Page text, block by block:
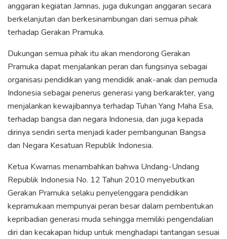
anggaran kegiatan Jamnas, juga dukungan anggaran secara
berkelanjutan dan berkesinambungan dari semua pihak
terhadap Gerakan Pramuka.
Dukungan semua pihak itu akan mendorong Gerakan
Pramuka dapat menjalankan peran dan fungsinya sebagai
organisasi pendidikan yang mendidik anak-anak dan pemuda
Indonesia sebagai penerus generasi yang berkarakter, yang
menjalankan kewajibannya terhadap Tuhan Yang Maha Esa,
terhadap bangsa dan negara Indonesia, dan juga kepada
dirinya sendiri serta menjadi kader pembangunan Bangsa
dan Negara Kesatuan Republik Indonesia.
Ketua Kwarnas menambahkan bahwa Undang-Undang
Republik Indonesia No. 12 Tahun 2010 menyebutkan
Gerakan Pramuka selaku penyelenggara pendidikan
kepramukaan mempunyai peran besar dalam pembentukan
kepribadian generasi muda sehingga memiliki pengendalian
diri dan kecakapan hidup untuk menghadapi tantangan sesuai